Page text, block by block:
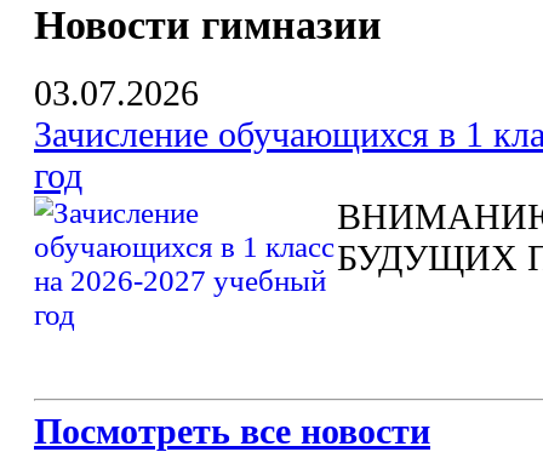
Новости гимназии
03.07.2026
Зачисление обучающихся в 1
год
БУДУЩИХ
Посмотреть все новости